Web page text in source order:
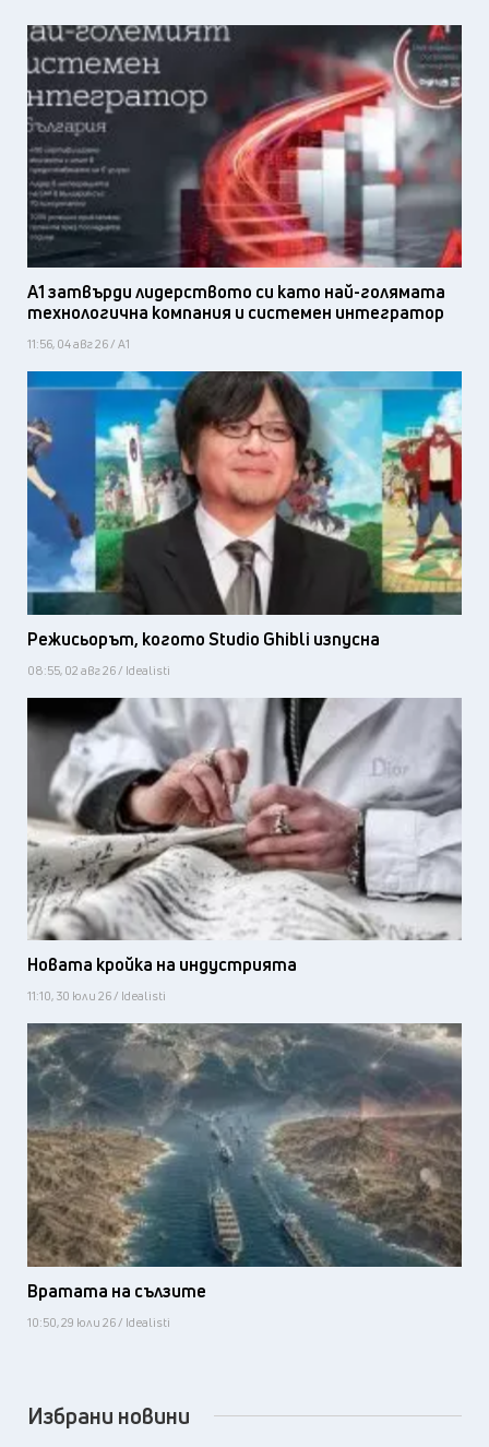
А1 затвърди лидерството си като най-голямата
технологична компания и системен интегратор
11:56, 04 авг 26 / А1
Режисьорът, когото Studio Ghibli изпусна
08:55, 02 авг 26 / Idealisti
Новата кройка на индустрията
11:10, 30 юли 26 / Idealisti
Вратата на сълзите
10:50, 29 юли 26 / Idealisti
Избрани новини